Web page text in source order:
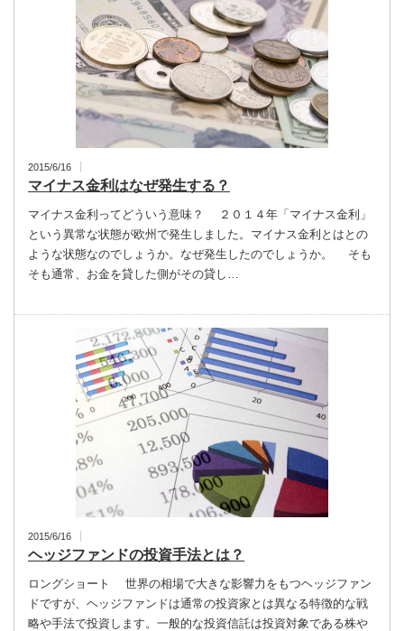
2015/6/16
マイナス金利はなぜ発生する？
マイナス金利ってどういう意味？ ２０１４年「マイナス金利」
という異常な状態が欧州で発生しました。マイナス金利とはとの
ような状態なのでしょうか。なぜ発生したのでしょうか。 そも
そも通常、お金を貸した側がその貸し…
2015/6/16
ヘッジファンドの投資手法とは？
ロングショート 世界の相場で大きな影響力をもつヘッジファン
ドですが、ヘッジファンドは通常の投資家とは異なる特徴的な戦
略や手法で投資します。一般的な投資信託は投資対象である株や